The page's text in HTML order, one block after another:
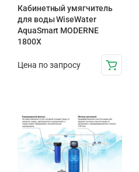
Кабинетный умягчитель
для воды WiseWater
AquaSmart MODERNE
1800X
Цена по запросу